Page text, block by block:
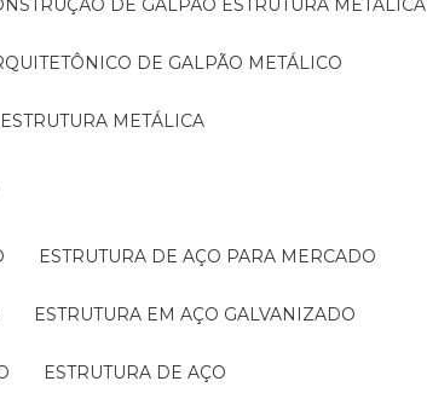
DE GALPÃO ESTRUTURA METÁLICA
DE GALPÃO METÁLICO
METÁLICA
ESTRUTURA DE AÇO PARA MERCADO
ESTRUTURA EM AÇO GALVANIZADO
ESTRUTURA DE AÇO